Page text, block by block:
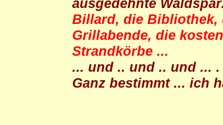
Billard, die Bibliothek,
Grillabende, die
Strandkörbe ...
... und .. und .. und ... .
Ganz bestimmt ... ich